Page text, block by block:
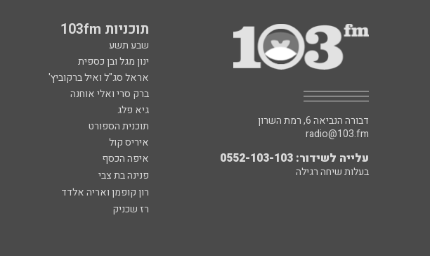
תוכניות 103fm
שבע תשע
ינון מגל ובן כספית
אראל סג"ל ואיל ברקוביץ'
ברק סרי ואלי אוחנה
גיא פלג
תוכנית הספורט
איריס קול
איפה הכסף
פנינה בת צבי
רון קופמן ואריה אלדד
רז שכניק
דבורה הנביאה 6, רמת השרון
radio@103.fm
עלייה לשידור: 0552-103-103
בעלות שיחה רגילה